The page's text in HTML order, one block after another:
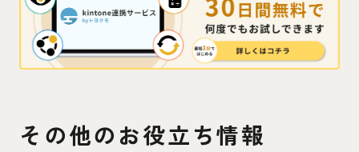
その他のお役立ち情報